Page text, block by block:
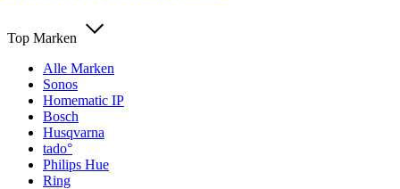
Top Marken
Alle Marken
Sonos
Homematic IP
Bosch
Husqvarna
tado°
Philips Hue
Ring